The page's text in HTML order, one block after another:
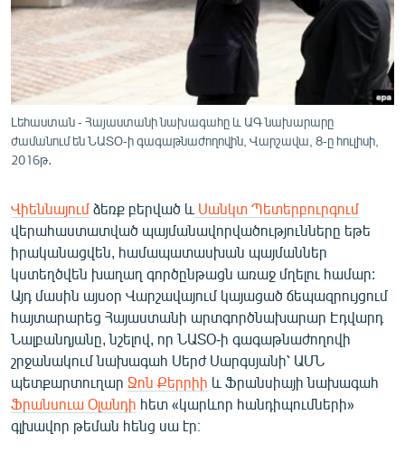
ՍՊՈՐՏ
ՄԵԿՆԱԲԱՆՈՒԹՅՈՒՆ
ՏՏ ԵՒ ԻՆՏԵՐՆԵՏ
ԱՐԽԻՎ
ԲԱՆԱՎԵՃ
ՁԳՏԵԼՈՎ ԼԱՎԱԳՈՒՅՆԻՆ
ՓՈԴՔԱՍԹ
Հայերեն
English
Русский
ՀԵՏԵՎԵՔ ՄԵԶ
Լեհաստան - Հայաստանի նախագահը և ԱԳ նախարարը
ժամանում են ՆԱՏՕ-ի գագաթնաժողովին, Վարշավա, 8-ը հուլիսի,
2016թ․
Վիեննայում ձեռք բերված և Սանկտ Պետերբուրգում
վերահաստատված պայմանավորվածությունները եթե
իրականացվեն, համապատասխան պայմաններ
կստեղծվեն խաղաղ գործընթացն առաջ մղելու համար:
Այդ մասին այսօր Վարշավայում կայացած ճեպազրույցում
հայտարարեց Հայաստանի արտգործնախարար Էդվարդ
Նալբանդյանը, նշելով, որ ՆԱՏՕ-ի գագաթնաժողովի
շրջանակում նախագահ Սերժ Սարգսյանի՝ ԱՄՆ
պետքարտուղար Ջոն Քերրիի և Ֆրանսիայի նախագահ
Ֆրանսուա Օլանդի հետ «կարևոր հանդիպումների»
գլխավոր թեման հենց սա էր։